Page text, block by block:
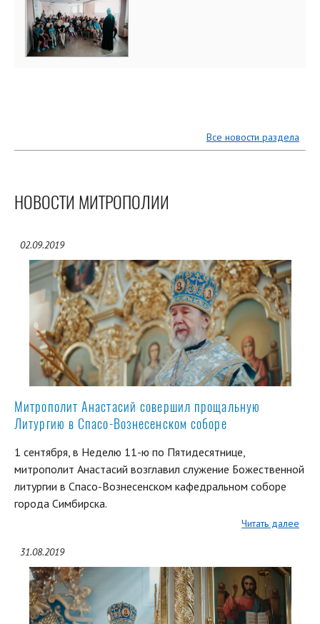
Все новости раздела
НОВОСТИ МИТРОПОЛИИ
02.09.2019
Митрополит Анастасий совершил прощальную
Литургию в Спасо-Вознесенском соборе
1 сентября, в Неделю 11-ю по Пятидесятнице,
митрополит Анастасий возглавил служение Божественной
литургии в Спасо-Вознесенском кафедральном соборе
города Симбирска.
Читать далее
31.08.2019